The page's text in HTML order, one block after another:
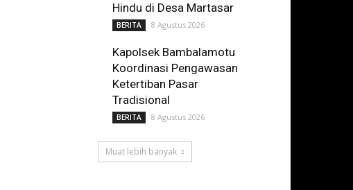
Hindu di Desa Martasar
BERITA 8 Agustus 2026
Kapolsek Bambalamotu
Koordinasi Pengawasan
Ketertiban Pasar
Tradisional
BERITA 8 Agustus 2026
Muat lebih banyak